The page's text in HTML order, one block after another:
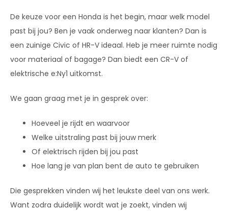
De keuze voor een Honda is het begin, maar welk model
past bij jou? Ben je vaak onderweg naar klanten? Dan is
een zuinige Civic of HR-V ideaal. Heb je meer ruimte nodig
voor materiaal of bagage? Dan biedt een CR-V of
elektrische e:Ny1 uitkomst.
We gaan graag met je in gesprek over:
Hoeveel je rijdt en waarvoor
Welke uitstraling past bij jouw merk
Of elektrisch rijden bij jou past
Hoe lang je van plan bent de auto te gebruiken
Die gesprekken vinden wij het leukste deel van ons werk.
Want zodra duidelijk wordt wat je zoekt, vinden wij